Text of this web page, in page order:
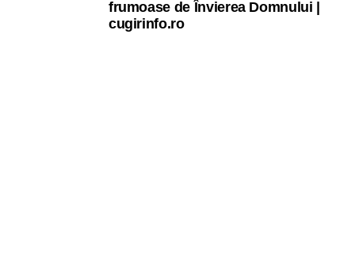
frumoase de Învierea Domnului |
cugirinfo.ro